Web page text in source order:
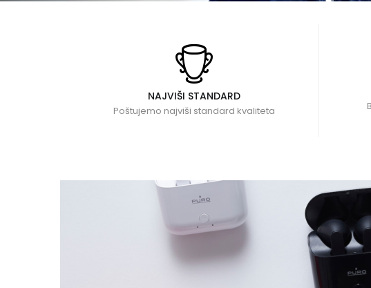
NAJVIŠI STANDARD
Poštujemo najviši standard kvaliteta